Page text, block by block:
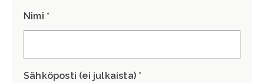
Nimi *
Sähköposti (ei julkaista) *